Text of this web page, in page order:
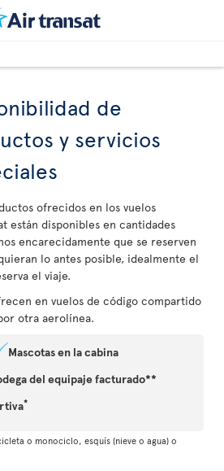
de
y servicios
ofrecidos en los vuelos
están disponibles en cantidades
encarecidamente que se reserven
lo antes posible, idealmente el
el viaje.
en vuelos de código compartido
otra aerolínea.
Mascotas en la cabina
del equipaje facturado**
*
o monociclo, esquís (nieve o agua) o